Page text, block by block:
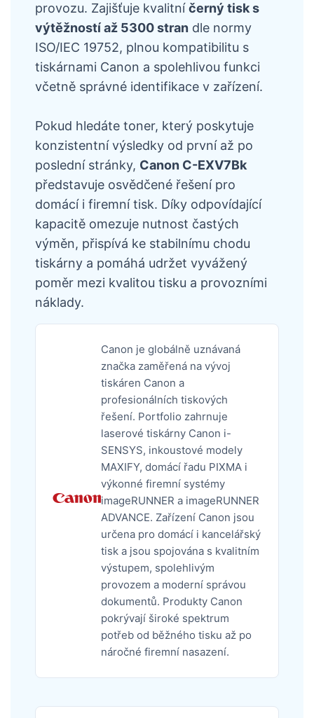
provozu. Zajišťuje kvalitníčerný tisk s
výtěžností až 5300 stran dle normy
ISO/IEC 19752, plnou kompatibilitu s
tiskárnami Canon a spolehlivou funkci
včetně správné identifikace v zařízení.
Pokud hledáte toner, který poskytuje
konzistentní výsledky od první až po
poslední stránky, Canon C-EXV7Bk
představuje osvědčené řešení pro
domácí i firemní tisk. Díky odpovídající
kapacitě omezuje nutnost častých
výměn, přispívá ke stabilnímu chodu
tiskárny a pomáhá udržet vyvážený
poměr mezi kvalitou tisku a provozními
náklady.
Canon je globálně uznávaná
značka zaměřená na vývoj
tiskáren Canon a
profesionálních tiskových
řešení. Portfolio zahrnuje
laserové tiskárny Canon i-
SENSYS, inkoustové modely
MAXIFY, domácí řadu PIXMA i
výkonné firemní systémy
imageRUNNER a imageRUNNER
ADVANCE. Zařízení Canon jsou
určena pro domácí i kancelářský
tisk a jsou spojována s kvalitním
výstupem, spolehlivým
provozem a moderní správou
dokumentů. Produkty Canon
pokrývají široké spektrum
potřeb od běžného tisku až po
náročné firemní nasazení.